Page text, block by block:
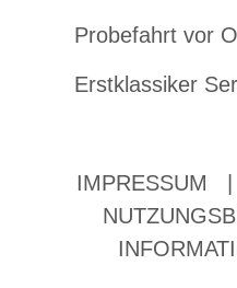
Probefahrt vor
Erstklassiker
IMPRESSUM